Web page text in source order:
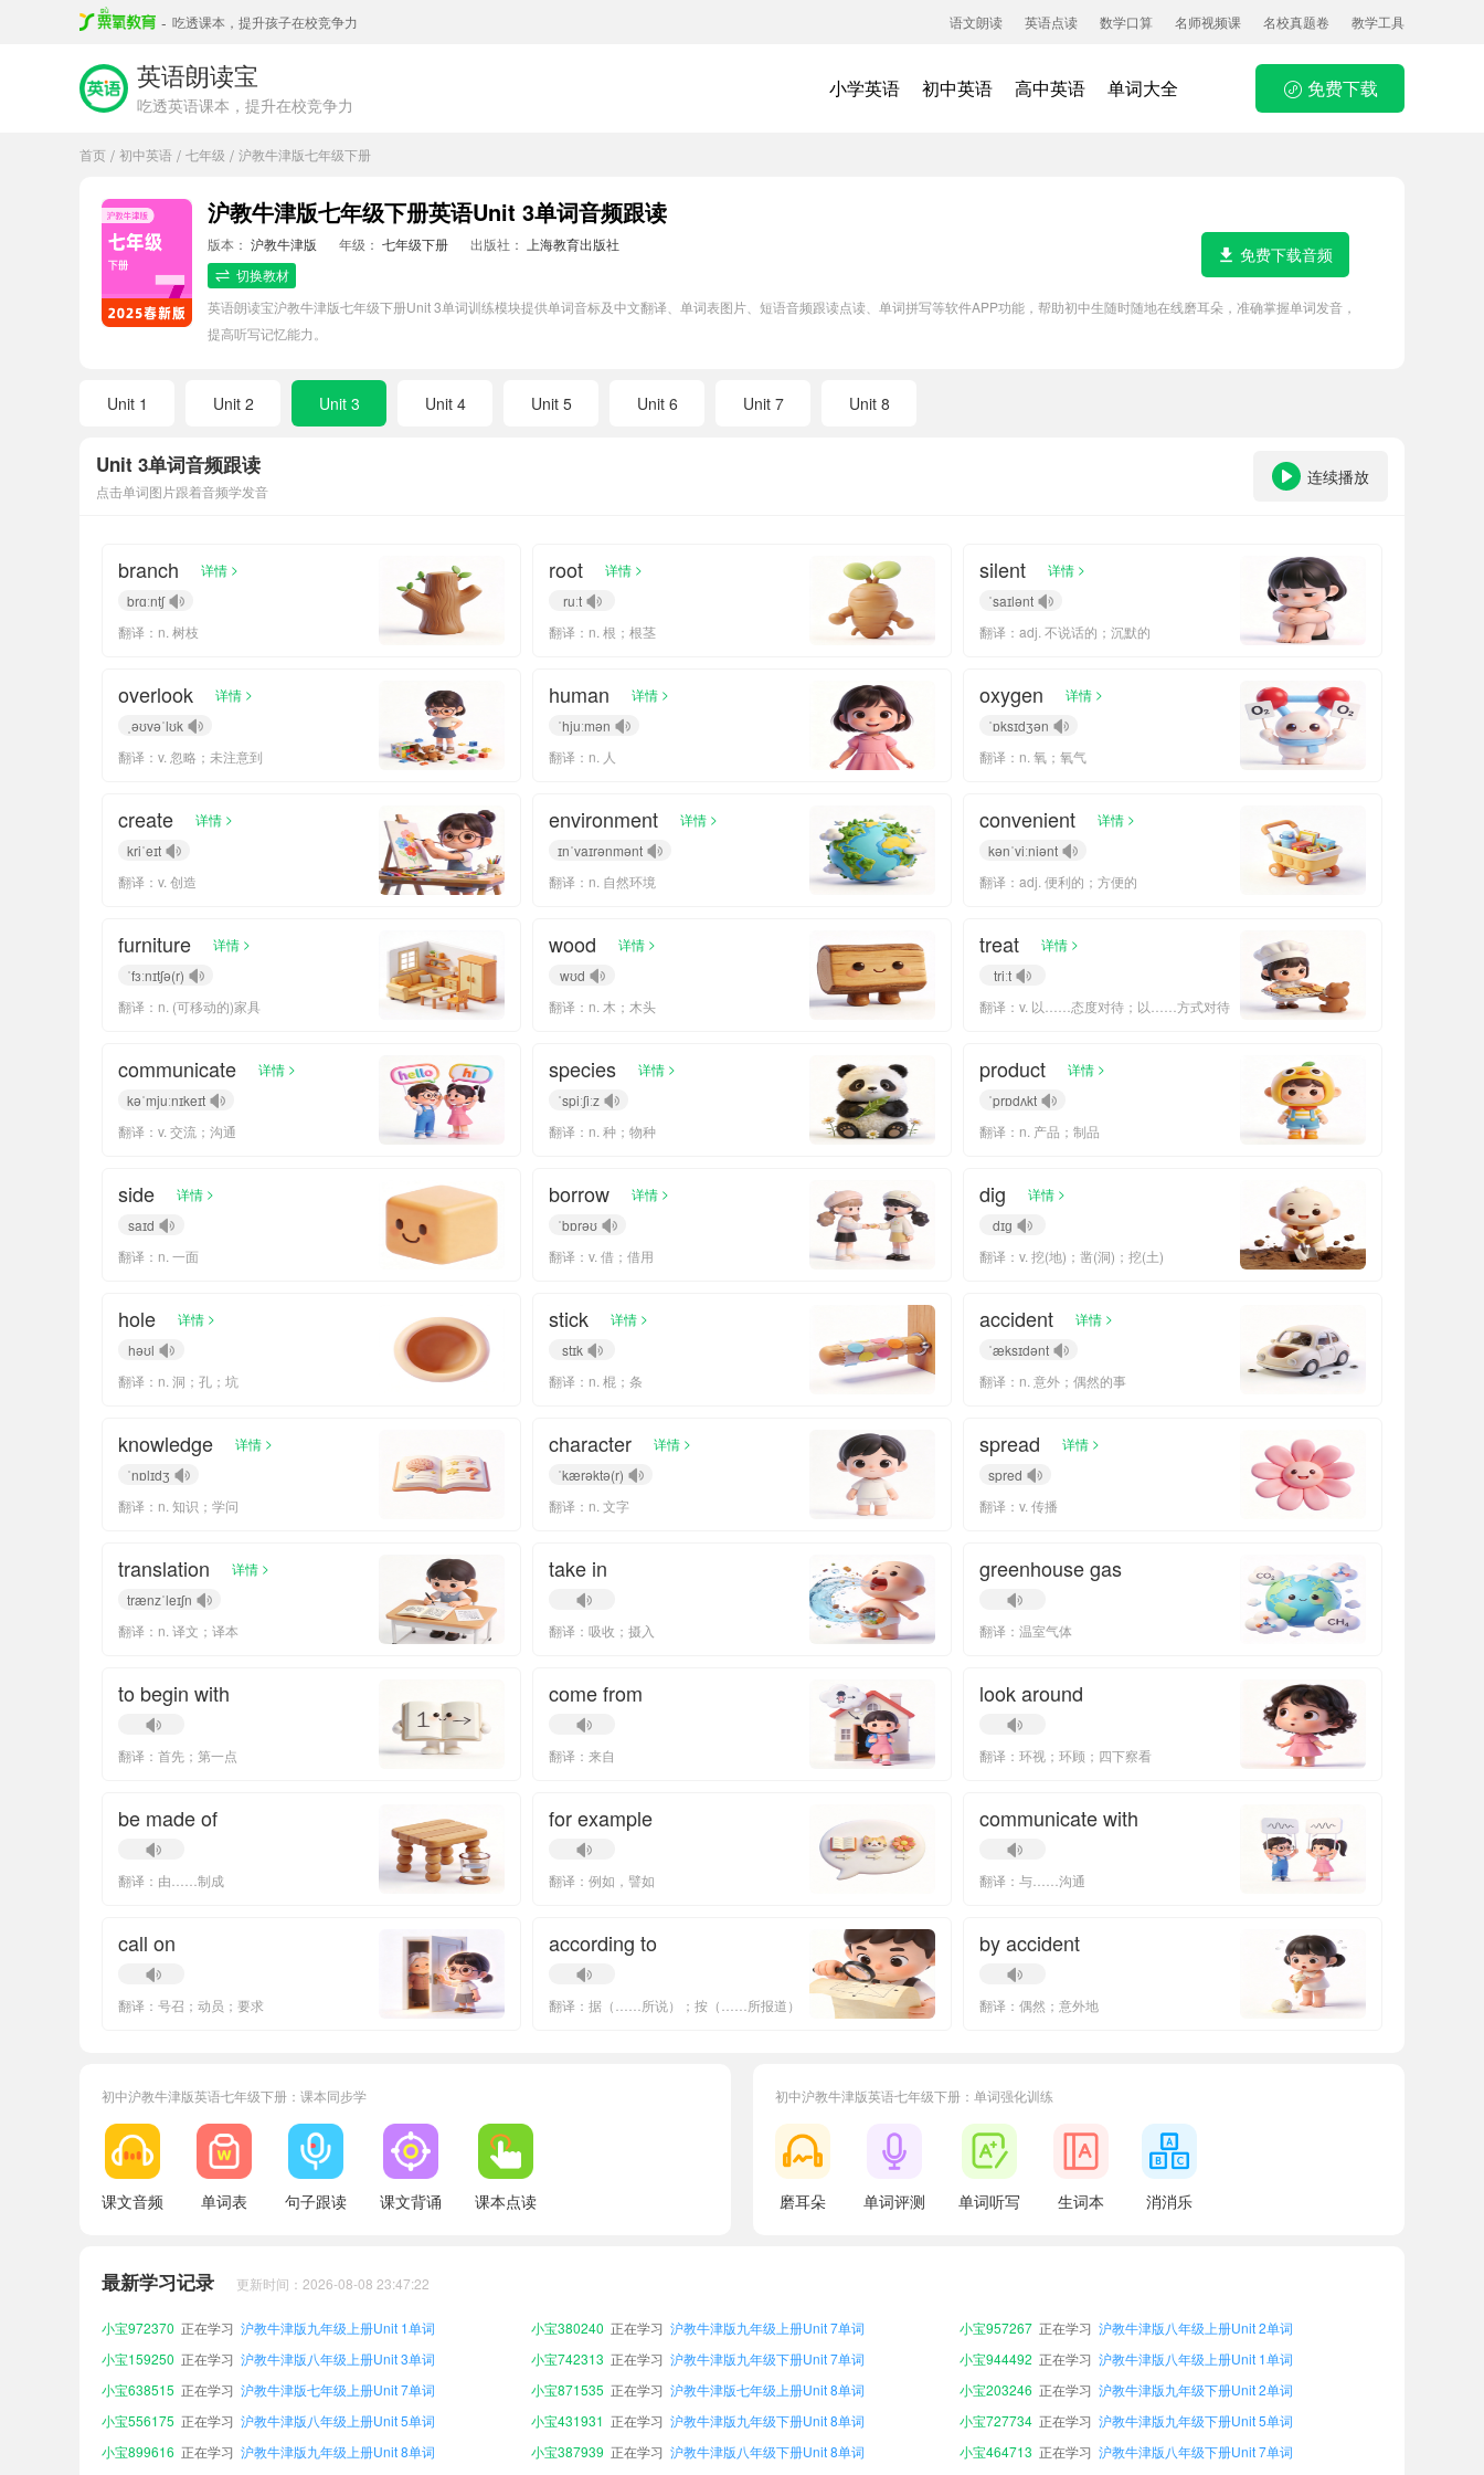
- 吃透课本，提升孩子在校竞争力 语文朗读 英语点读 数学口算 名师视频课 名校真题卷 教学工具
英语朗读宝
吃透英语课本，提升在校竞争力
小学英语 初中英语 高中英语 单词大全 免费下载
首页 / 初中英语 / 七年级 / 沪教牛津版七年级下册
沪教牛津版七年级下册英语Unit 3单词音频跟读
版本： 沪教牛津版 年级： 七年级下册 出版社：
上海教育出版社
切换教材
英语朗读宝沪教牛津版七年级下册Unit 3单词训练模块提供单词音标及中文翻译、单词表图片、短语音频跟读点读、单词拼写等软件APP功能，帮助初中生随时随地在线磨耳朵，准确掌握单词发音，
提高听写记忆能力。
免费下载音频
Unit 1 Unit 2 Unit 3 Unit 4 Unit 5 Unit 6 Unit 7 Unit 8
Unit 3单词音频跟读
点击单词图片跟着音频学发音
连续播放
branch 详情 >
brɑːntʃ
翻译：n. 树枝
root 详情 >
ruːt
翻译：n. 根；根茎
silent 详情 >
ˈsaɪlənt
翻译：adj. 不说话的；沉默的
overlook 详情 >
ˌəʊvəˈlʊk
翻译：v. 忽略；未注意到
human 详情 >
ˈhjuːmən
翻译：n. 人
oxygen 详情 >
ˈɒksɪdʒən
翻译：n. 氧；氧气
create 详情 >
kriˈeɪt
翻译：v. 创造
environment 详情 >
ɪnˈvaɪrənmənt
翻译：n. 自然环境
convenient 详情 >
kənˈviːniənt
翻译：adj. 便利的；方便的
furniture 详情 >
ˈfɜːnɪtʃə(r)
翻译：n. (可移动的)家具
wood 详情 >
wʊd
翻译：n. 木；木头
treat 详情 >
triːt
翻译：v. 以……态度对待；以……方式对待
communicate 详情 >
kəˈmjuːnɪkeɪt
翻译：v. 交流；沟通
species 详情 >
ˈspiːʃiːz
翻译：n. 种；物种
product 详情 >
ˈprɒdʌkt
翻译：n. 产品；制品
side 详情 >
saɪd
翻译：n. 一面
borrow 详情 >
ˈbɒrəʊ
翻译：v. 借；借用
dig 详情 >
dɪɡ
翻译：v. 挖(地)；凿(洞)；挖(土)
hole 详情 >
həʊl
翻译：n. 洞；孔；坑
stick 详情 >
stɪk
翻译：n. 棍；条
accident 详情 >
ˈæksɪdənt
翻译：n. 意外；偶然的事
knowledge 详情 >
ˈnɒlɪdʒ
翻译：n. 知识；学问
character 详情 >
ˈkærəktə(r)
翻译：n. 文字
spread 详情 >
spred
翻译：v. 传播
translation 详情 >
trænzˈleɪʃn
翻译：n. 译文；译本
take in
翻译：吸收；摄入
greenhouse gas
翻译：温室气体
to begin with
翻译：首先；第一点
come from
翻译：来自
look around
翻译：环视；环顾；四下察看
be made of
翻译：由……制成
for example
翻译：例如，譬如
communicate with
翻译：与……沟通
call on
翻译：号召；动员；要求
according to
翻译：据（……所说）；按（……所报道）
by accident
翻译：偶然；意外地
初中沪教牛津版英语七年级下册：课本同步学
课文音频 单词表 句子跟读 课文背诵 课本点读
初中沪教牛津版英语七年级下册：单词强化训练
磨耳朵 单词评测 单词听写 生词本 消消乐
最新学习记录 更新时间：2026-08-08 23:47:22
小宝178559 正在学习 沪教牛津版九年级上册Unit 2单词 小宝622480 沪教牛津版九年级上册Unit 4单词 小宝786635 正在学习 沪教牛津版七年级上册Unit 1单词
小宝261730 正在学习 沪教牛津版九年级下册Unit 3单词
小宝972370 正在学习 沪教牛津版九年级上册Unit 1单词 小宝380240 正在学习 沪教牛津版九年级上册Unit 7单词 小宝957267 正在学习 沪教牛津版八年级上册Unit 2单词
小宝159250 正在学习 沪教牛津版八年级上册Unit 3单词 小宝742313 正在学习 沪教牛津版九年级下册Unit 7单词 小宝944492 正在学习 沪教牛津版八年级上册Unit 1单词
小宝638515 正在学习 沪教牛津版七年级上册Unit 7单词 小宝871535 正在学习 沪教牛津版七年级上册Unit 8单词 小宝203246 正在学习 沪教牛津版九年级下册Unit 2单词
小宝556175 正在学习 沪教牛津版八年级上册Unit 5单词 小宝431931 正在学习 沪教牛津版九年级下册Unit 8单词 小宝727734 正在学习 沪教牛津版九年级下册Unit 5单词
小宝899616 正在学习 沪教牛津版九年级上册Unit 8单词 小宝387939 正在学习 沪教牛津版八年级下册Unit 8单词 小宝464713 正在学习 沪教牛津版八年级下册Unit 7单词